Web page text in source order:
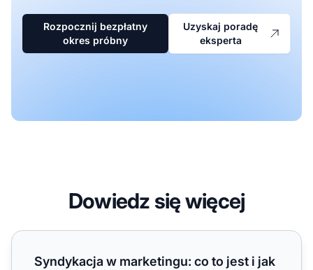
Rozpocznij bezpłatny
okres próbny
Uzyskaj poradę
eksperta
Dowiedz się więcej
Syndykacja w marketingu: co to jest i jak działa
Syndykacja w marketingu: co to jest i jak